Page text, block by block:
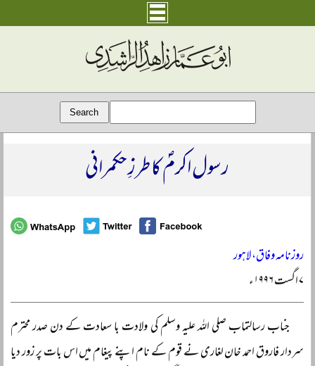
رسول اکرمؐ کا طرزِ حکمرانی
روزنامہ وفاق، لاہور
۷ اگست ۱۹۹۶ء
جناب رسالتماب صلی اللہ علیہ وسلم کی ولادت با سعادت کے دن صدر محترم
سردار فاروق احمد خان لغاری نے قوم کے نام اپنے پیغام میں اس بات پر زور دیا